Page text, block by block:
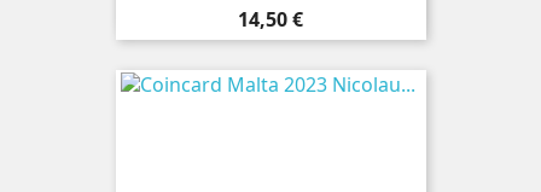
Preço
14,50 €